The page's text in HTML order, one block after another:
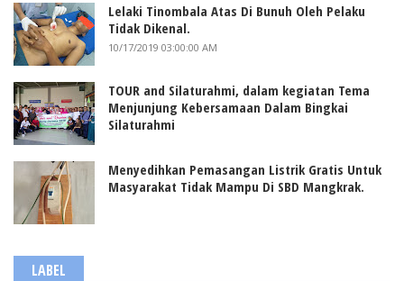
Lelaki Tinombala Atas Di Bunuh Oleh Pelaku
Tidak Dikenal.
10/17/2019 03:00:00 AM
TOUR and Silaturahmi, dalam kegiatan Tema
Menjunjung Kebersamaan Dalam Bingkai
Silaturahmi
Menyedihkan Pemasangan Listrik Gratis Untuk
Masyarakat Tidak Mampu Di SBD Mangkrak.
LABEL